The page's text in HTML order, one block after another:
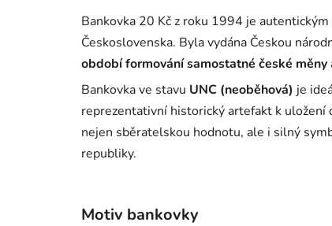
Bankovka 20 Kč z roku 1994 je
Československa. Byla vydána Českou
období formování samostatné české měny
Bankovka ve stavu UNC (neoběhová) je
reprezentativní historický artefakt k uložení
nejen sběratelskou hodnotu, ale i silný
republiky.
Motiv bankovky